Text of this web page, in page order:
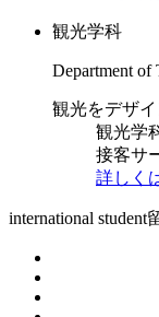
観光学科
Department of
観光をデザ
観光学
接客サ
詳しく
international student